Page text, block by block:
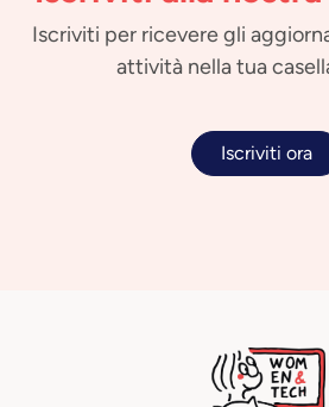
Iscriviti per ricevere gli
attività nella tua
Iscriviti ora